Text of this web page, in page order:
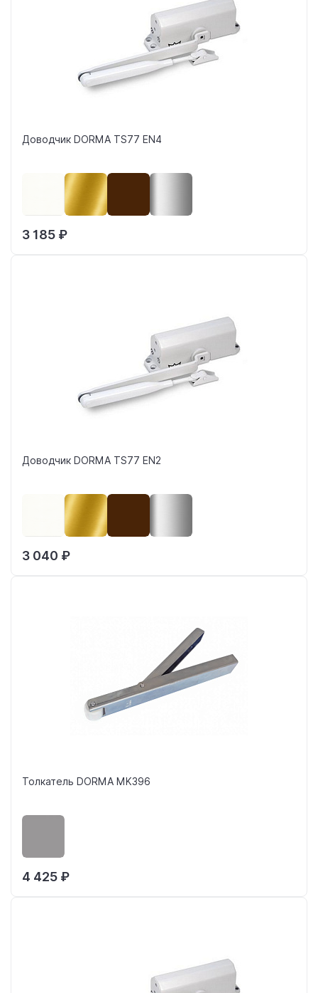
Доводчик DORMA TS77 EN4
3 185 ₽
Доводчик DORMA TS77 EN2
3 040 ₽
Толкатель DORMA MK396
4 425 ₽